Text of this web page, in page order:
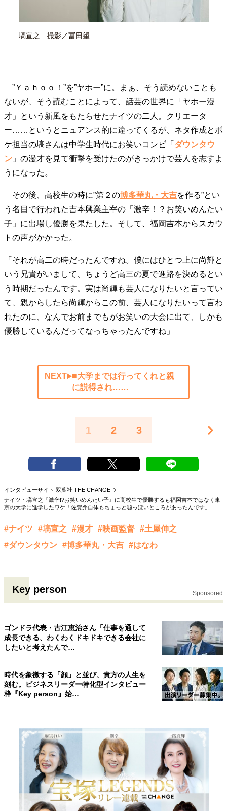
地域とつながる/お金との付き合い方
塙宣之 撮影／冨田望
”Ｙａｈｏｏ！”を”ヤホー”に。まぁ、そう読めないことも
ないが、そう読むことによって、話芸の世界に「ヤホー漫
才」という新風をもたらせたナイツの二人。クリエータ
ー……というとニュアンス的に違ってくるが、ネタ作成とボ
ケ担当の塙さんは中学生時代にお笑いコンビ「 ダウンタウ
ン 」の漫才を見て衝撃を受けたのがきっかけで芸人を志すよ
うになった。
その後、高校生の時に”第２の博多華丸・大吉を作る”とい
う名目で行われた吉本興業主宰の「激辛！？お笑いめんたい
子」に出場し優勝を果たした。そして、福岡吉本からスカウ
トの声がかかった。
「それが高二の時だったんですね。僕にはひとつ上に尚輝と
いう兄貴がいまして、ちょうど高三の夏で進路を決めるとい
う時期だったんです。実は尚輝も芸人になりたいと言ってい
て、親からしたら尚輝からこの前、芸人になりたいって言わ
れたのに、なんでお前までもがお笑いの大会に出て、しかも
優勝しているんだってなっちゃったんですね」
NEXT
■大学までは行ってくれと親
に説得され……
1 2 3
インタビューサイト 双葉社 THE CHANGE
ナイツ・塙宣之『激辛!?お笑いめんたい子』に高校生で優勝するも福岡吉本ではなく東
京の大学に進学したワケ「佐賀弁自体もちょっと嘘っぽいところがあったんです」
#ナイツ #塙宣之 #漫才 #映画監督 #土屋伸之
#ダウンタウン #博多華丸・大吉 #はなわ
Key person Sponsored
ゴンドラ代表・古江恵治さん「仕事を通して
成長できる、わくわくドキドキできる会社に
したいと考えたんで…
時代を象徴する「顔」と並び、貴方の人生を
刻む。ビジネスリーダー特化型インタビュー
枠『Key person』始…